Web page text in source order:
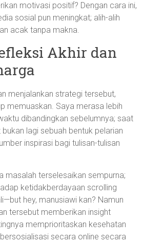
motivasi positif? Dengan cara ini,
sosial pun meningkat; alih-alih
acak tanpa makna.
Akhir dan
menjalankan strategi tersebut,
memuaskan. Saya merasa lebih
dibandingkan sebelumnya; saat
lagi sebuah bentuk pelarian
inspirasi bagi tulisan-tulisan
masalah terselesaikan sempurna;
ketidakberdayaan scrolling
hey, manusiawi kan? Namun
tersebut memberikan insight
memprioritaskan kesehatan
secara online secara